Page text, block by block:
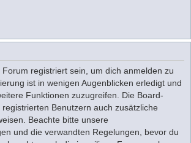
registriert sein, um dich anmelden zu
ist in wenigen Augenblicken erledigt und
Funktionen zuzugreifen. Die Board-
Benutzern auch zusätzliche
Beachte bitte unsere
und die verwandten Regelungen, bevor du